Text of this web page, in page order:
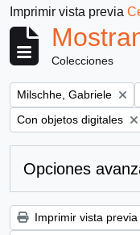
Imprimir vista previa
Colecciones
Remove filter:
Milschhe, Gabriele
Remove filter:
Con objetos digitales
Opciones
Imprimir vista previa